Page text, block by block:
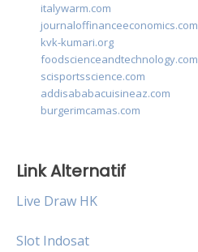
italywarm.com
journaloffinanceeconomics.com
kvk-kumari.org
foodscienceandtechnology.com
scisportsscience.com
addisababacuisineaz.com
burgerimcamas.com
Link Alternatif
Live Draw HK
Slot Indosat